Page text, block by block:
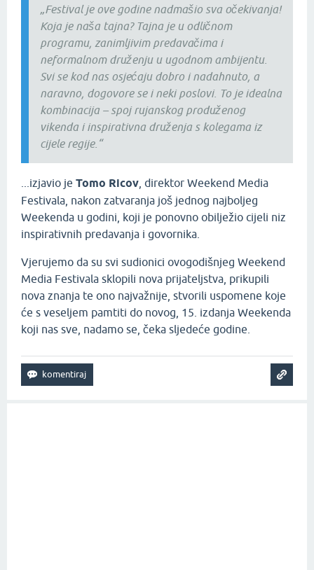
„Festival je ove godine nadmašio sva očekivanja!
Koja je naša tajna? Tajna je u odličnom
programu, zanimljivim predavačima i
neformalnom druženju u ugodnom ambijentu.
Svi se kod nas osjećaju dobro i nadahnuto, a
naravno, dogovore se i neki poslovi. To je idealna
kombinacija – spoj rujanskog produženog
vikenda i inspirativna druženja s kolegama iz
cijele regije.“
...izjavio je Tomo Ricov , direktor Weekend Media
Festivala, nakon zatvaranja još jednog najboljeg
Weekenda u godini, koji je ponovno obilježio cijeli niz
inspirativnih predavanja i govornika.
Vjerujemo da su svi sudionici ovogodišnjeg Weekend
Media Festivala sklopili nova prijateljstva, prikupili
nova znanja te ono najvažnije, stvorili uspomene koje
će s veseljem pamtiti do novog, 15. izdanja Weekenda
koji nas sve, nadamo se, čeka sljedeće godine.